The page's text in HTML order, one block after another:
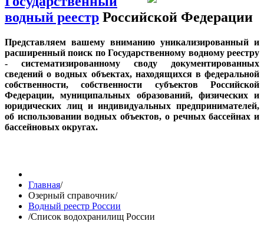
водный реестр Российской Федерации
Представляем вашему вниманию уникализированный и
расширенный поиск по Государственному водному реестру
- систематизированному своду документированных
сведений о водных объектах, находящихся в федеральной
собственности, собственности субъектов Российской
Федерации, муниципальных образований, физических и
юридических лиц и индивидуальных предпринимателей,
об использовании водных объектов, о речных бассейнах и
бассейновых округах.
Главная/
Озерный справочник/
Водный реестр России
/Список водохранилищ России